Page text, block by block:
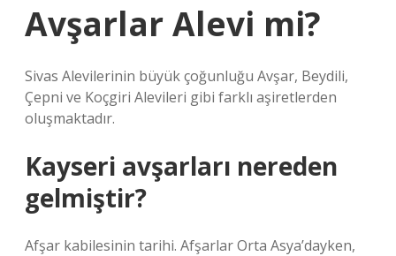
Avşarlar Alevi mi?
Sivas Alevilerinin büyük çoğunluğu Avşar, Beydili,
Çepni ve Koçgiri Alevileri gibi farklı aşiretlerden
oluşmaktadır.
Kayseri avşarları nereden
gelmiştir?
Afşar kabilesinin tarihi. Afşarlar Orta Asya’dayken,